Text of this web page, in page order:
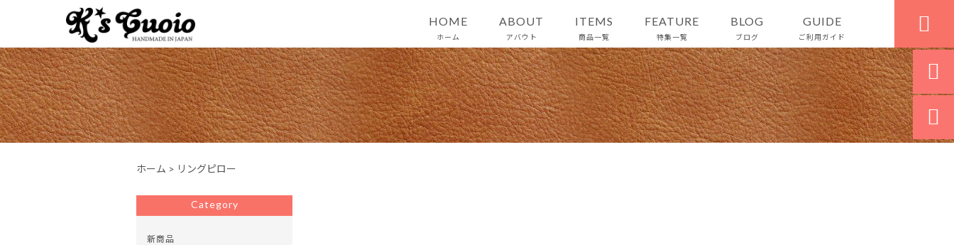
HOME
ホーム
ABOUT
アバウト
ITEMS
商品一覧
FEATURE
特集一覧
BLOG
ブログ
GUIDE
ご利用ガイド

ホーム > リングピロー
Category
新商品

